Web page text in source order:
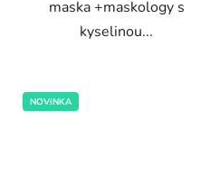
maska +maskology s
kyselinou...
NOVINKA